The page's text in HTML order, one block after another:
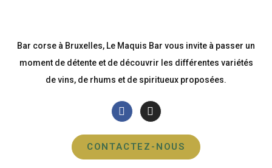
Bar corse à Bruxelles, Le Maquis Bar vous invite à passer un
moment de détente et de découvrir les différentes variétés
de vins, de rhums et de spiritueux proposées.
CONTACTEZ-NOUS